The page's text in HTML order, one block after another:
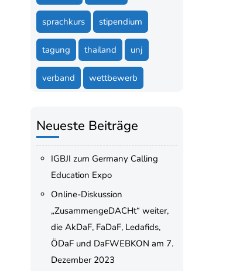
sprachkurs stipendium
tagung thailand unj
verband wettbewerb
Neueste Beiträge
IGBJI zum Germany Calling
Education Expo
Online-Diskussion
„ZusammengeDACHt“ weiter,
die AkDaF, FaDaF, Ledafids,
ÖDaF und DaFWEBKON am 7.
Dezember 2023